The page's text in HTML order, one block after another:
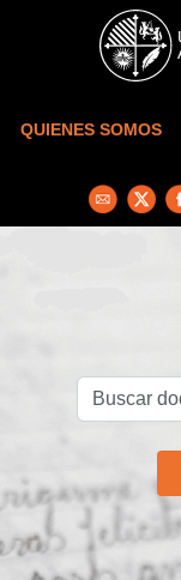
Skip to main content
QUIENES SOMOS